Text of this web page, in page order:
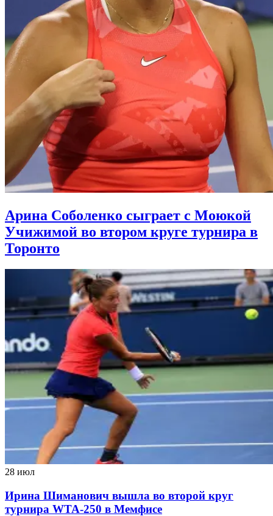
Арина Соболенко сыграет с Моюкой
Учижимой во втором круге турнира в
Торонто
28 июл
Ирина Шиманович вышла во второй круг
турнира WTA-250 в Мемфисе